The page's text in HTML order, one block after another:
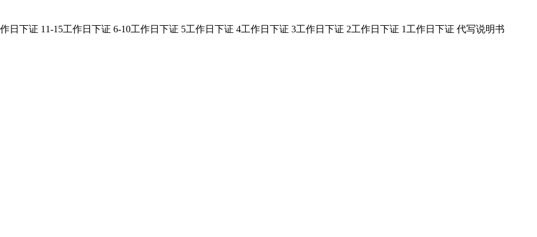
日下证 11-15工作日下证 6-10工作日下证 5工作日下证 4工作日下证 3工作日下证 2工作日下证 1工作日下证 代写说明书